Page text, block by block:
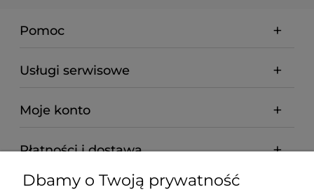
Pomoc
Usługi serwisowe
Moje konto
Płatności i dostawa
Informacje
Dbamy o Twoją prywatność